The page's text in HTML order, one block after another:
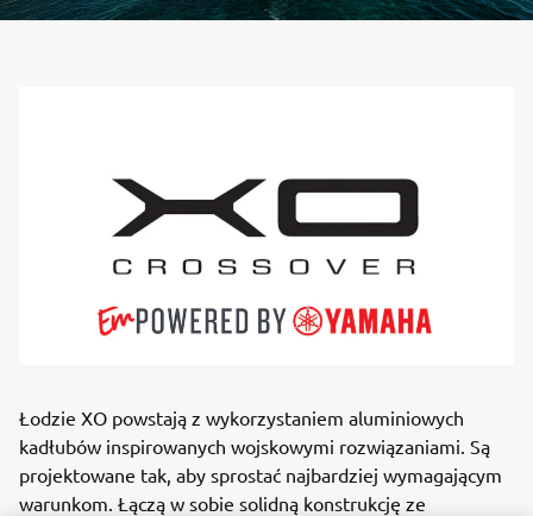
Łodzie XO powstają z wykorzystaniem aluminiowych
kadłubów inspirowanych wojskowymi rozwiązaniami. Są
projektowane tak, aby sprostać najbardziej wymagającym
warunkom. Łączą w sobie solidną konstrukcję ze